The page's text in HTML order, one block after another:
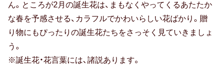
新築内祝い ( 新築祝いのお返し )
快気祝い（快気内祝い）
入学内祝い（入学祝いのお返し）
ん。ところが2月の誕生花は、まもなくやってくるあたたか
な春を予感させる、カラフルでかわいらしい花ばかり。贈
り物にもぴったりの誕生花たちをさっそく見ていきましょ
う。
※誕生花・花言葉には、諸説あります。